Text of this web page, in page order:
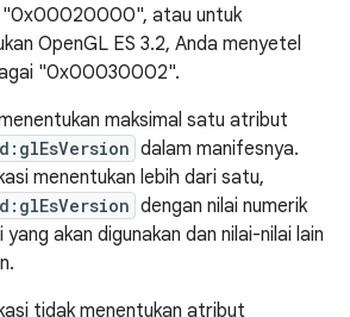
"0x00020000", atau untuk
OpenGL ES 3.2, Anda menyetel
"0x00030002".
maksimal satu atribut
dalam manifesnya.
menentukan lebih dari satu,
dengan nilai numerik
akan digunakan dan nilai-nilai lain
tidak menentukan atribut